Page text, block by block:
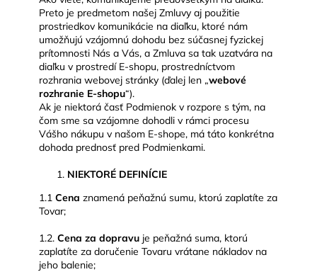
Preto je predmetom našej Zmluvy aj použitie
prostriedkov komunikácie na diaľku, ktoré nám
umožňujú vzájomnú dohodu bez súčasnej fyzickej
prítomnosti Nás a Vás, a Zmluva sa tak uzatvára na
diaľku v prostredí E-shopu, prostredníctvom
rozhrania webovej stránky (ďalej len „webové
rozhranie E-shopu“).
Ak je niektorá časť Podmienok v rozpore s tým, na
čom sme sa vzájomne dohodli v rámci procesu
Vášho nákupu v našom E-shope, má táto konkrétna
dohoda prednosť pred Podmienkami.
NIEKTORÉ DEFINÍCIE
1.1 Cena znamená peňažnú sumu, ktorú zaplatíte za
Tovar;
1.2. Cena za dopravu je peňažná suma, ktorú
zaplatíte za doručenie Tovaru vrátane nákladov na
jeho balenie;